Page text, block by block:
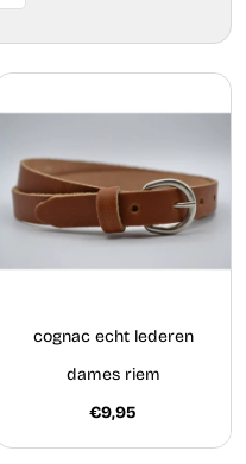
cognac echt lederen
dames riem
€9,95